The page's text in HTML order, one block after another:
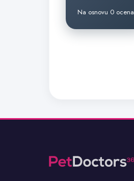
Na osnovu 0 ocena